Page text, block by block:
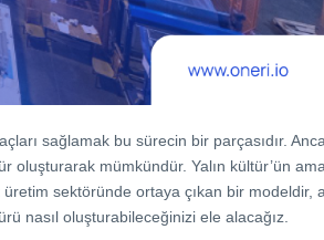
sağlamak bu sürecin bir parçasıdır.
oluşturarak mümkündür. Yalın kültür’ün
sektöründe ortaya çıkan bir modeldir,
nasıl oluşturabileceğinizi ele alacağız.